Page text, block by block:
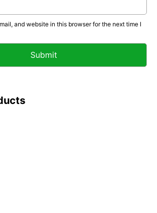
and website in this browser for the next time I